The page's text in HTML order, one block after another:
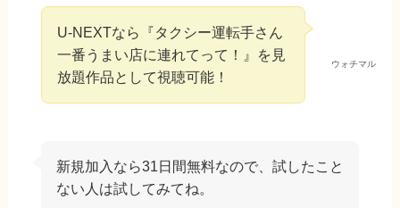
ウォチマル
U-NEXTなら『タクシー運転手さん
一番うまい店に連れてって！』を見
放題作品として視聴可能！
新規加入なら31日間無料なので、試したこと
ない人は試してみてね。